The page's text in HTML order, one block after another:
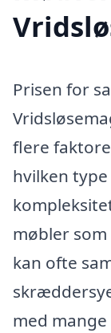
Prisen for
flere
hvilken
møbler
kan ofte
med